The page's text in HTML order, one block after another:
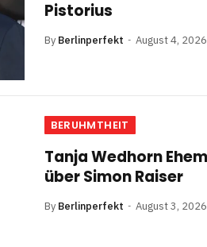
Pistorius
By Berlinperfekt August 4, 2026
BERUHMTHEIT
Tanja Wedhorn
über Simon Raiser
By Berlinperfekt August 3, 2026